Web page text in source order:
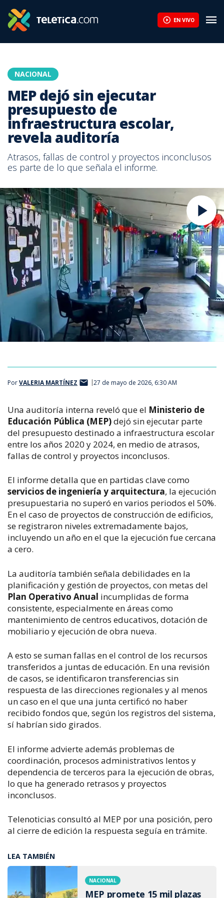
EN VIVO
NACIONAL
MEP dejó sin ejecutar
presupuesto de
infraestructura escolar,
revela auditoría
Atrasos, fallas de control y proyectos inconclusos
es parte de lo que señala el informe.
PorVALERIA MARTÍNEZ 27 de mayo de 2026, 6:30 AM
Una auditoría interna reveló que el Ministerio de
Educación Pública (MEP) dejó sin ejecutar parte
del presupuesto destinado a infraestructura escolar
entre los años 2020 y 2024, en medio de atrasos,
fallas de control y proyectos inconclusos.
servicios de ingeniería y arquitectura, la ejecución
presupuestaria no superó en varios periodos el 50%.
En el caso de proyectos de construcción de edificios,
se registraron niveles extremadamente bajos,
incluyendo un año en el que la ejecución fue cercana
a cero.
La auditoría también señala debilidades en la
Plan Operativo Anual incumplidas de forma
consistente, especialmente en áreas como
mantenimiento de centros educativos, dotación de
mobiliario y ejecución de obra nueva.
A esto se suman fallas en el control de los recursos
transferidos a juntas de educación. En una revisión
de casos, se identificaron transferencias sin
respuesta de las direcciones regionales y al menos
un caso en el que una junta certificó no haber
recibido fondos que, según los registros del sistema,
sí habrían sido girados.
El informe advierte además problemas de
coordinación, procesos administrativos lentos y
dependencia de terceros para la ejecución de obras,
lo que ha generado retrasos y proyectos
inconclusos.
Telenoticias consultó al MEP por una posición, pero
al cierre de edición la respuesta seguía en trámite.
LEA TAMBIÉN
NACIONAL
MEP promete 15 mil plazas